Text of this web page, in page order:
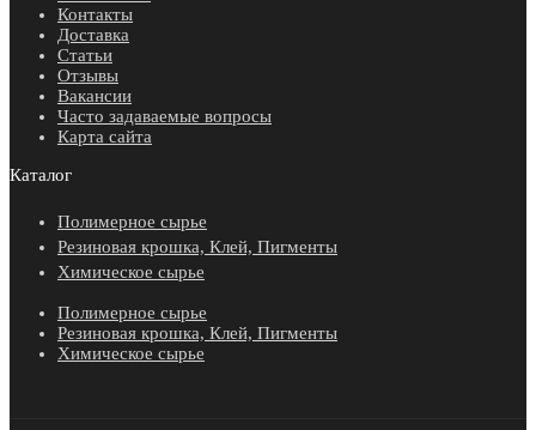
Контакты
Доставка
Статьи
Отзывы
Вакансии
Часто задаваемые вопросы
Карта сайта
Каталог
Полимерное сырье
Резиновая крошка, Клей, Пигменты
Химическое сырье
Полимерное сырье
Резиновая крошка, Клей, Пигменты
Химическое сырье